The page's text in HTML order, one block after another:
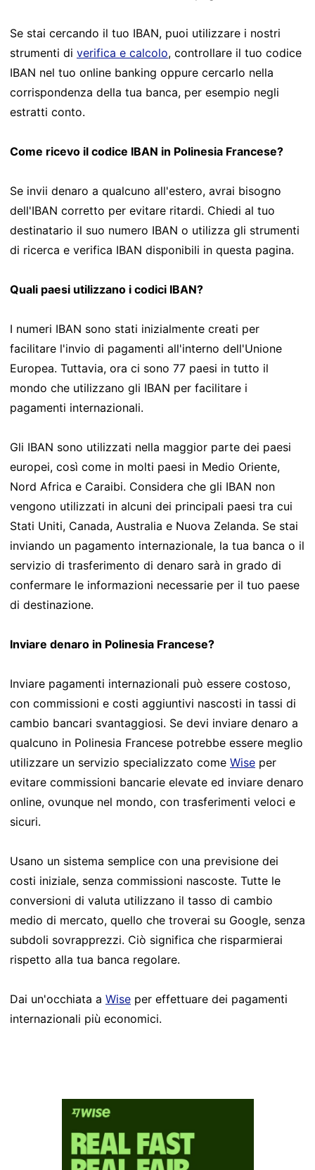
Se stai cercando il tuo IBAN, puoi utilizzare i nostri
strumenti di verifica e calcolo, controllare il tuo codice
IBAN nel tuo online banking oppure cercarlo nella
corrispondenza della tua banca, per esempio negli
estratti conto.
Come ricevo il codice IBAN in Polinesia Francese?
Se invii denaro a qualcuno all'estero, avrai bisogno
dell'IBAN corretto per evitare ritardi. Chiedi al tuo
destinatario il suo numero IBAN o utilizza gli strumenti
di ricerca e verifica IBAN disponibili in questa pagina.
Quali paesi utilizzano i codici IBAN?
I numeri IBAN sono stati inizialmente creati per
facilitare l'invio di pagamenti all'interno dell'Unione
Europea. Tuttavia, ora ci sono 77 paesi in tutto il
mondo che utilizzano gli IBAN per facilitare i
pagamenti internazionali.
Gli IBAN sono utilizzati nella maggior parte dei paesi
europei, così come in molti paesi in Medio Oriente,
Nord Africa e Caraibi. Considera che gli IBAN non
vengono utilizzati in alcuni dei principali paesi tra cui
Stati Uniti, Canada, Australia e Nuova Zelanda. Se stai
inviando un pagamento internazionale, la tua banca o il
servizio di trasferimento di denaro sarà in grado di
confermare le informazioni necessarie per il tuo paese
di destinazione.
Inviare denaro in Polinesia Francese?
Inviare pagamenti internazionali può essere costoso,
con commissioni e costi aggiuntivi nascosti in tassi di
cambio bancari svantaggiosi. Se devi inviare denaro a
qualcuno in Polinesia Francese potrebbe essere meglio
utilizzare un servizio specializzato come Wise per
evitare commissioni bancarie elevate ed inviare denaro
online, ovunque nel mondo, con trasferimenti veloci e
sicuri.
Usano un sistema semplice con una previsione dei
costi iniziale, senza commissioni nascoste. Tutte le
conversioni di valuta utilizzano il tasso di cambio
medio di mercato, quello che troverai su Google, senza
subdoli sovrapprezzi. Ciò significa che risparmierai
rispetto alla tua banca regolare.
Dai un'occhiata a Wise per effettuare dei pagamenti
internazionali più economici.